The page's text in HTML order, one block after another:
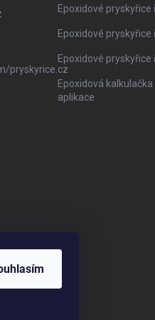
pryskyrice.cz
Epoxidové pryskyřice
Epoxidové pryskyřice
Epoxidové pryskyřice
Epoxidová kalkulačka
aplikace